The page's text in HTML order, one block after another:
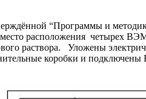
“Программы и
место расположения четырех
раствора. Уложены
коробки и